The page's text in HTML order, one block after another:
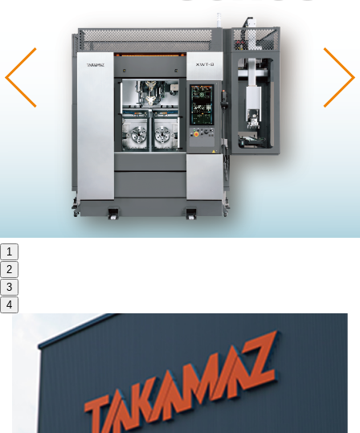
コラム
製品ラインナップ
サステナビリティ
お問い合わせ
高松流技
Previous
1
2
3
4